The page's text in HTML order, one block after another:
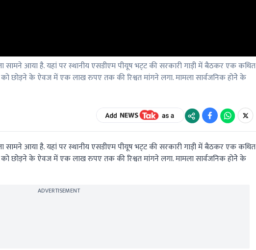
सामने आया है. यहां पर स्थानीय एसडीएम पीयूष भट्‌ट की सरकारी गाड़ी में बैठकर एक कथित
छोड़ने के ऐवज में एक लाख रुपए तक की रिश्वत मांगने लगा. मामला सार्वजनिक होनेे के
सामने आया है. यहां पर स्थानीय एसडीएम पीयूष भट्‌ट की सरकारी गाड़ी में बैठकर एक कथित
छोड़ने के ऐवज में एक लाख रुपए तक की रिश्वत मांगने लगा. मामला सार्वजनिक होनेे के
ADVERTISEMENT